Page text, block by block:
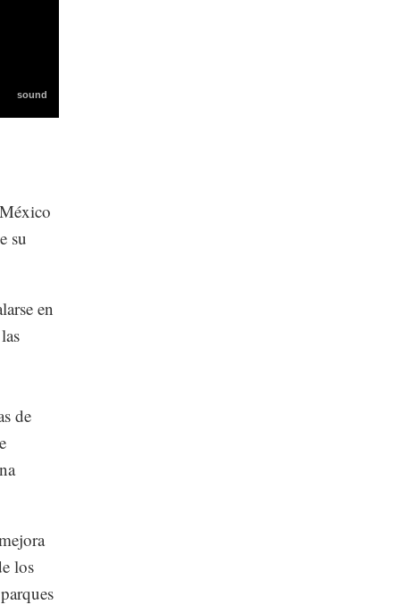
su
en
de
los